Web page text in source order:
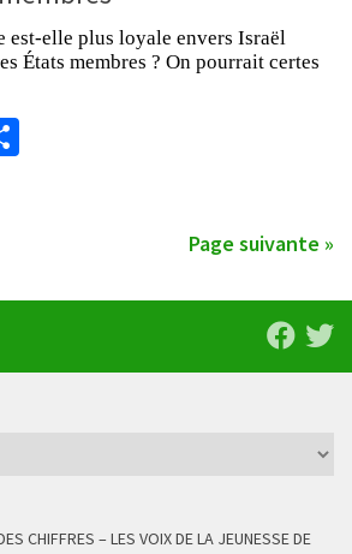
est-elle plus loyale envers Israël
États membres ? On pourrait certes
Page suivante »
CHIFFRES – LES VOIX DE LA JEUNESSE DE